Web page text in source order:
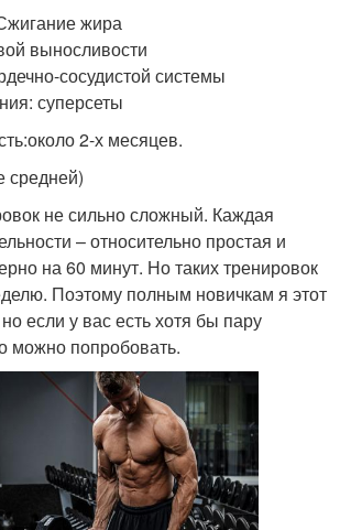
жира
выносливости
сосудистой системы
суперсеты
2-х месяцев.
не сильно сложный. Каждая
– относительно простая и
на 60 минут. Но таких тренировок
Поэтому полным новичкам я этот
если у вас есть хотя бы пару
можно попробовать.